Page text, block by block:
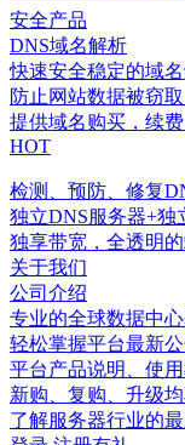
安全产品
DNS域名解析
快速安全稳定的域
防止网站数据被窃
提供域名购买，续
HOT
检测、预防、修复
独立DNS服务器+独
独享带宽，全透明
关于我们
公司介绍
专业的全球数据中
轻松掌握平台最新
平台产品说明、使
新购、复购、升级
了解服务器行业的